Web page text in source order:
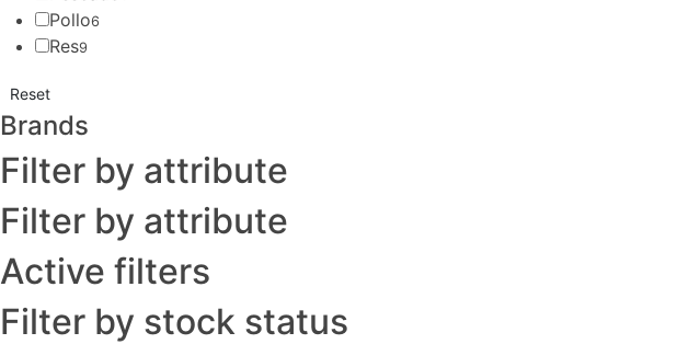
Pollo6
Res9
Reset
Brands
Filter by attribute
Filter by attribute
Active filters
Filter by stock status